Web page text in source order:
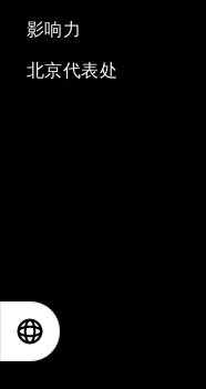
影响力
北京代表处